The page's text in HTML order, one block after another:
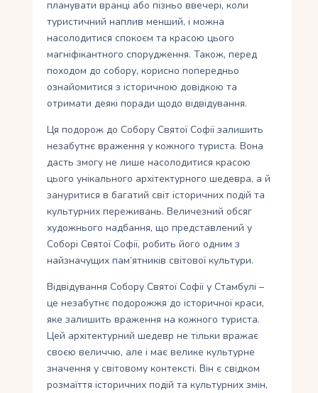
планувати вранці або пізньо ввечері, коли
туристичний наплив менший, і можна
насолодитися спокоєм та красою цього
магніфікантного спорудження. Також, перед
походом до собору, корисно попередньо
ознайомитися з історичною довідкою та
отримати деякі поради щодо відвідування.
Ця подорож до Собору Святої Софії залишить
незабутнє враження у кожного туриста. Вона
дасть змогу не лише насолодитися красою
цього унікального архітектурного шедевра, а й
зануритися в багатий світ історичних подій та
культурних переживань. Величезний обсяг
художнього надбання, що представлений у
Соборі Святої Софії, робить його одним з
найзначущих пам’ятників світової культури.
Відвідування Собору Святої Софії у Стамбулі –
це незабутнє подорожжя до історичної краси,
яке залишить враження на кожного туриста.
Цей архітектурний шедевр не тільки вражає
своєю величчю, але і має велике культурне
значення у світовому контексті. Він є свідком
розмаїття історичних подій та культурних змін,